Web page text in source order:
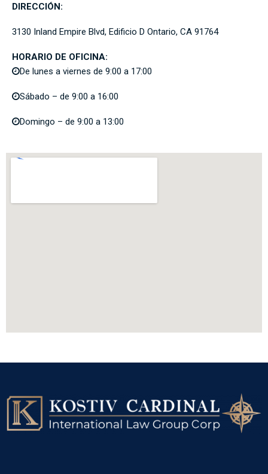
DIRECCIÓN:
3130 Inland Empire Blvd, Edificio D Ontario, CA 91764
HORARIO DE OFICINA:
De lunes a viernes de 9:00 a 17:00
Sábado – de 9:00 a 16:00
Domingo – de 9:00 a 13:00